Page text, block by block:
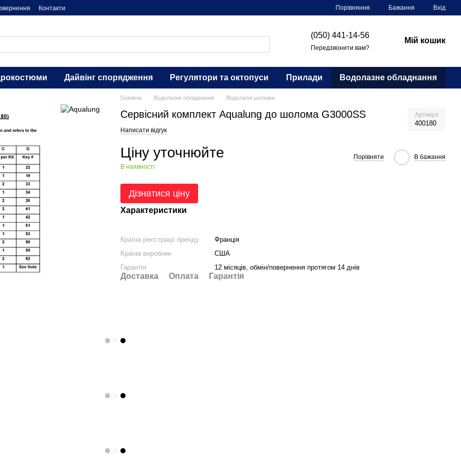
Контакти Порівняння Бажання Вхід
(050) 441-14-56
Передзвонити вам?
Мій кошик
Дайвінг спорядження Регулятори та октопуси Прилади Водолазне обладнання
Головна Водолазне обладнання Водолазні шоломи
Сервісний комплект Aqualung до шолома G3000SS Артикул
400180
Написати відгук
Ціну уточнюйте
В наявності
Порівняти В бажання
Дізнатися ціну
Характеристики
Країна реєстрації бренду
Франція
Країна виробник
США
Гарантія
12 місяців, обмін/повернення протягом 14 днів
Доставка Оплата Гарантія